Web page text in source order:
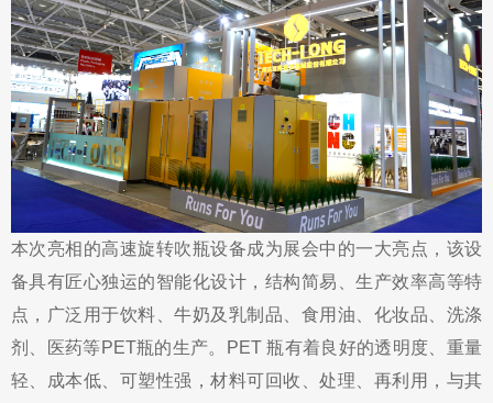
本次亮相的高速旋转吹瓶设备成为展会中的一大亮点，该设
备具有匠心独运的智能化设计，结构简易、生产效率高等特
点，广泛用于饮料、牛奶及乳制品、食用油、化妆品、洗涤
剂、医药等PET瓶的生产。PET 瓶有着良好的透明度、重量
轻、成本低、可塑性强，材料可回收、处理、再利用，与其